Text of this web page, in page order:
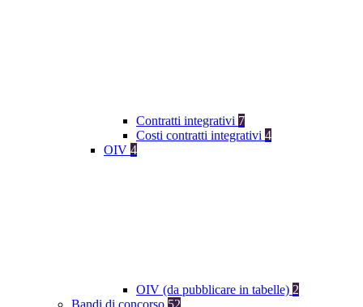
Contratti integrativi 7
Costi contratti integrativi 4
OIV 4
OIV (da pubblicare in tabelle) 2